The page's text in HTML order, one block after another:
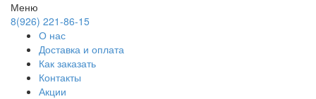
Меню
8(926) 221-86-15
О нас
Доставка и оплата
Как заказать
Контакты
Акции